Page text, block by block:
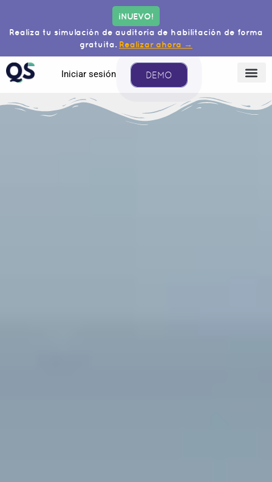
¡NUEVO!
Realiza tu simulación de auditoría de habilitación de forma
gratuita. Realizar ahora →
Iniciar sesión DEMO